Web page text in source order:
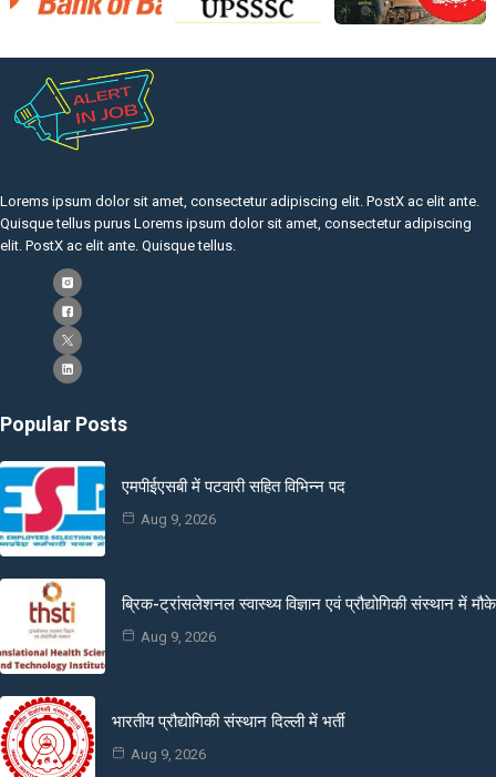
Lorems ipsum dolor sit amet, consectetur adipiscing elit. PostX ac elit ante.
Quisque tellus purus Lorems ipsum dolor sit amet, consectetur adipiscing
elit. PostX ac elit ante. Quisque tellus.
Popular Posts
एमपीईएसबी में पटवारी सहित विभिन्न पद
Aug 9, 2026
ब्रिक-ट्रांसलेशनल स्वास्थ्य विज्ञान एवं प्रौद्योगिकी संस्थान में मौके
Aug 9, 2026
भारतीय प्रौद्योगिकी संस्थान दिल्ली में भर्ती
Aug 9, 2026